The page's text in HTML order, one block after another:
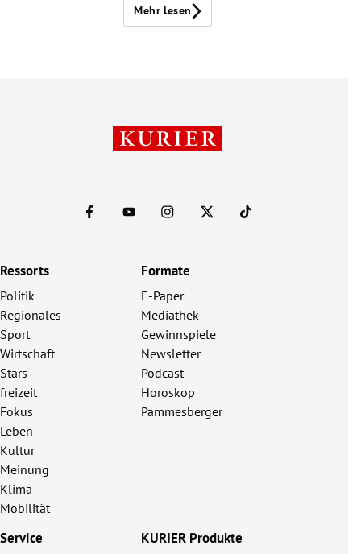
Mehr lesen
Ressorts
Politik
Regionales
Sport
Wirtschaft
Stars
freizeit
Fokus
Leben
Kultur
Meinung
Klima
Mobilität
Formate
E-Paper
Mediathek
Gewinnspiele
Newsletter
Podcast
Horoskop
Pammesberger
Service KURIER Produkte